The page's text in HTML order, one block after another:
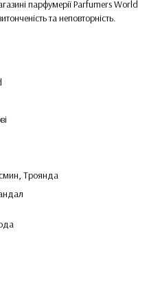
парфумерії Parfumers World
та неповторність.
Троянда